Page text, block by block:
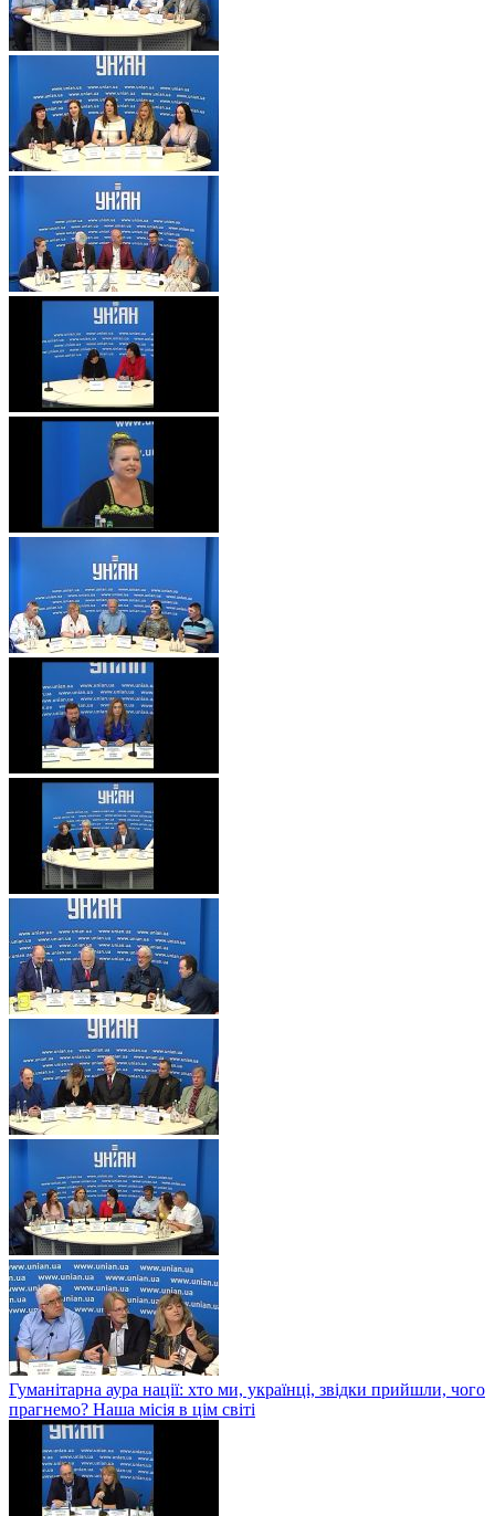
Гуманітарна аура нації: хто ми, українці, звідки прийшли, чого
прагнемо? Наша місія в цім світі